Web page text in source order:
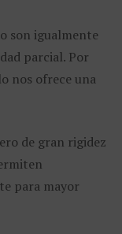
son igualmente
parcial. Por
nos ofrece una
de gran rigidez
para mayor